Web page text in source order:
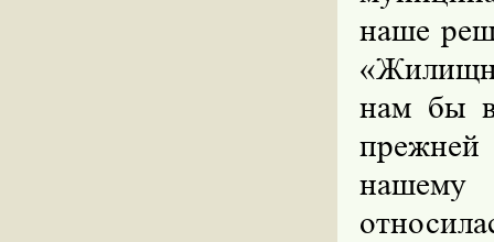
наше
«
нам бы
нашему